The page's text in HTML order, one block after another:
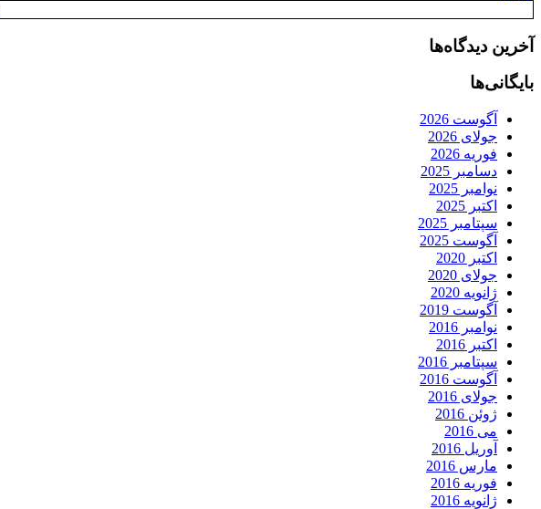
آخرین دیدگاه‌ها
بایگانی‌ها
آگوست 2026
جولای 2026
فوریه 2026
دسامبر 2025
نوامبر 2025
اکتبر 2025
سپتامبر 2025
آگوست 2025
اکتبر 2020
جولای 2020
ژانویه 2020
آگوست 2019
نوامبر 2016
اکتبر 2016
سپتامبر 2016
آگوست 2016
جولای 2016
ژوئن 2016
می 2016
آوریل 2016
مارس 2016
فوریه 2016
ژانویه 2016